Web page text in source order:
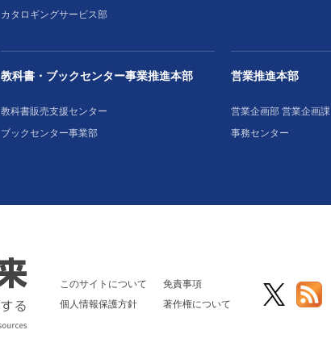
カタロギングサービス部
教科書・ブックセンター事業推進本部
教科書販売支援センター
ブックセンター事業部
営業推進本部
営業企画部 営業企画課
事務センター
このサイトについて
個人情報保護方針
免責事項
著作権について